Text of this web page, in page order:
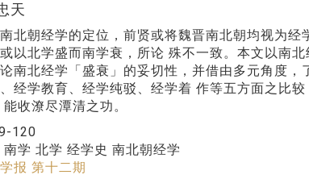
天
北朝经学的定位，前贤或将魏晋南北朝均视为
以北学盛而南学衰，所论 殊不一致。本文以南
南北经学「盛衰」的妥切性，并借由多元角度
经学教育、经学纯驳、经学着 作等五方面之比
收潦尽潭清之功。
120
南学 北学 经学史 南北朝经学
报 第十二期